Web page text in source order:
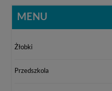
MENU
Żłobki
Przedszkola